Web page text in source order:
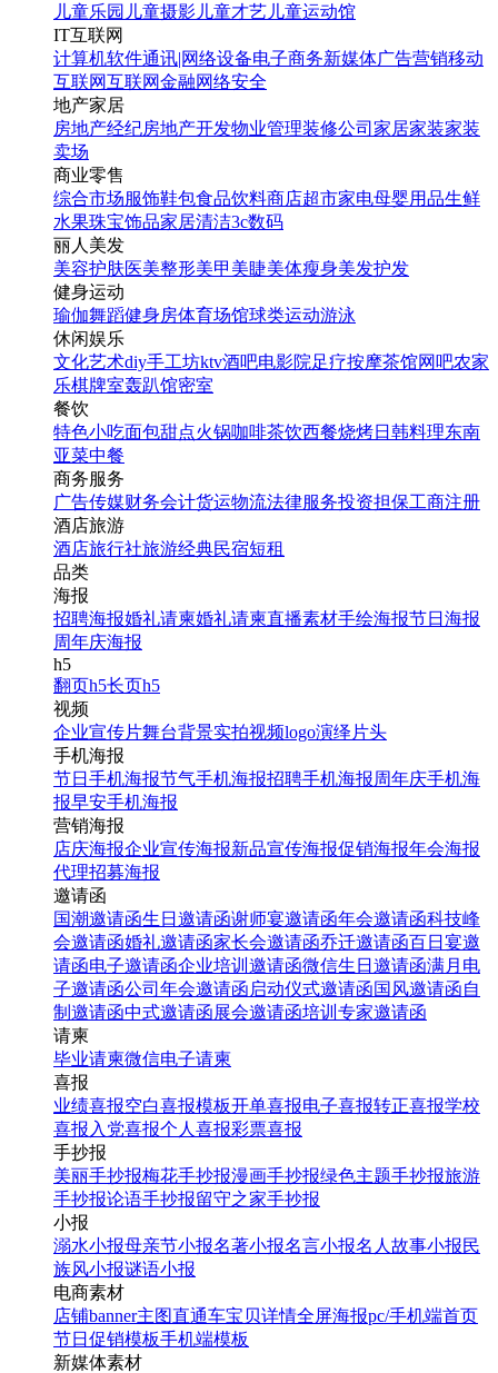
儿童乐园 儿童摄影 儿童才艺 儿童运动馆
IT互联网
计算机软件通讯|网络设备电子商务新媒体广告营销移动
互联网互联网金融网络安全
地产家居
房地产经纪房地产开发物业管理装修公司 家居家装家装
卖场
商业零售
综合市场服饰鞋包食品饮料商店超市家电母婴用品生鲜
水果珠宝饰品家居清洁3c数码
丽人美发
美容护肤医美整形美甲美睫美体瘦身美发护发
健身运动
瑜伽舞蹈健身房体育场馆球类运动游泳
休闲娱乐
文化艺术diy手工坊ktv酒吧电影院足疗按摩茶馆网吧农家
乐棋牌室轰趴馆密室
餐饮
特色小吃面包甜点火锅咖啡茶饮西餐烧烤日韩料理东南
亚菜中餐
商务服务
广告传媒财务会计货运物流法律服务投资担保工商注册
酒店旅游
酒店旅行社旅游经典民宿短租
品类
海报
招聘海报婚礼请柬婚礼请柬直播素材手绘海报节日海报
周年庆海报
h5
翻页h5长页h5
视频
企业宣传片舞台背景实拍视频logo演绎 片头
手机海报
节日手机海报节气手机海报招聘手机海报周年庆手机海
报早安手机海报
营销海报
店庆海报企业宣传海报新品宣传海报促销海报年会海报
代理招募海报
邀请函
国潮邀请函生日邀请函谢师宴邀请函年会邀请函科技峰
会邀请函婚礼邀请函家长会邀请函乔迁邀请函百日宴邀
请函电子邀请函企业培训邀请函微信生日邀请函满月电
子邀请函公司年会邀请函 启动仪式邀请函国风邀请函自
制邀请函中式邀请函展会邀请函培训专家邀请函
请柬
毕业请柬微信电子请柬
喜报
业绩喜报空白喜报模板开单喜报电子喜报转正喜报学校
喜报 入党喜报个人喜报彩票喜报
手抄报
美丽手抄报梅花手抄报漫画手抄报绿色主题手抄报旅游
手抄报论语手抄报留守之家手抄报
小报
溺水小报母亲节小报名著小报名言小报名人故事小报民
族风小报谜语小报
电商素材
店铺banner主图直通车宝贝详情全屏海报pc/手机端首页
节日促销模板手机端模板
新媒体素材